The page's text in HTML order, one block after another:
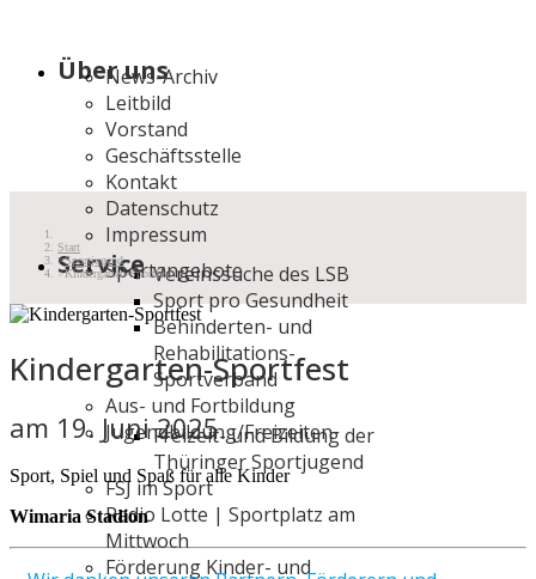
Über uns
News-Archiv
Leitbild
Vorstand
Geschäftsstelle
Kontakt
Datenschutz
Impressum
ServiceSportangebote
Vereinssuche des LSB
Sport pro Gesundheit
Behinderten- und
Rehabilitations-
Sportverband
Aus- und Fortbildung
Jugendbildung/Freizeiten
Freizeit- und Bildung der
Thüringer Sportjugend
FSJ im Sport
Radio Lotte | Sportplatz am
Mittwoch
Förderung Kinder- und
Start
Sportjugend
Kindergarten-Sportfest
Kindergarten-Sportfest
am 19. Juni 2025
Sport, Spiel und Spaß für alle Kinder
Wimaria Stadion